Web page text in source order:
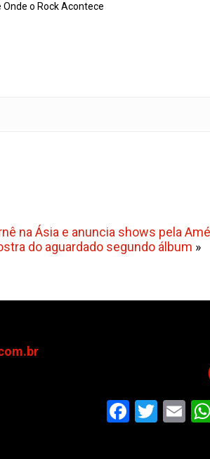
o Rock Acontece
na Ásia e anuncia shows pela
do aguardado segundo álbum »
Facebook